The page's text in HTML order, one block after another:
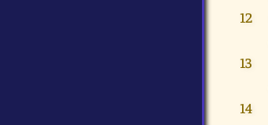
12
13
14